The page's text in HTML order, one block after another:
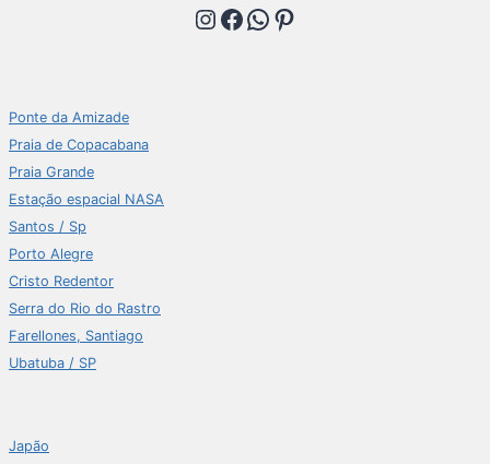
Instagram
Facebook
WhatsApp
Pinterest
Ponte da Amizade
Praia de Copacabana
Praia Grande
Estação espacial NASA
Santos / Sp
Porto Alegre
Cristo Redentor
Serra do Rio do Rastro
Farellones, Santiago
Ubatuba / SP
Japão